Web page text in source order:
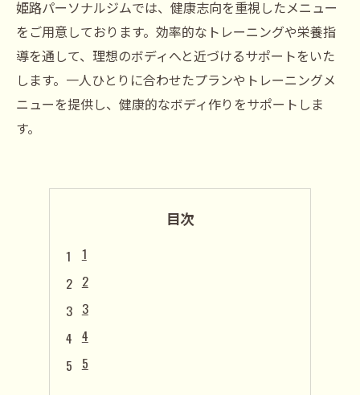
姫路パーソナルジムでは、健康志向を重視したメニュー
をご用意しております。効率的なトレーニングや栄養指
導を通して、理想のボディへと近づけるサポートをいた
します。一人ひとりに合わせたプランやトレーニングメ
ニューを提供し、健康的なボディ作りをサポートしま
す。
目次
1
2
3
4
5